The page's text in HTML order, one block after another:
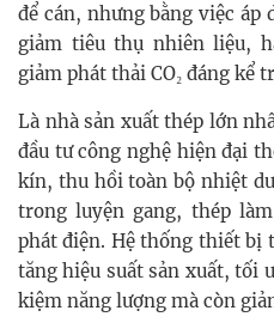
để cán, nhưng bằng việc áp
giảm tiêu thụ nhiên liệu,
giảm phát thải CO₂ đáng kể
Là nhà sản xuất thép lớn
đầu tư công nghệ hiện đại
kín, thu hồi toàn bộ nhiệt
trong luyện gang, thép
phát điện. Hệ thống thiết bị
tăng hiệu suất sản xuất, tối
kiệm năng lượng mà còn